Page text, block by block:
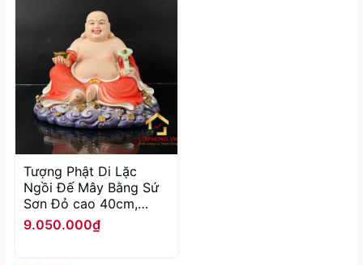
Tượng Phật Di Lặc
Ngồi Đế Mây Bằng Sứ
Sơn Đỏ cao 40cm,
48cm
9.050.000₫